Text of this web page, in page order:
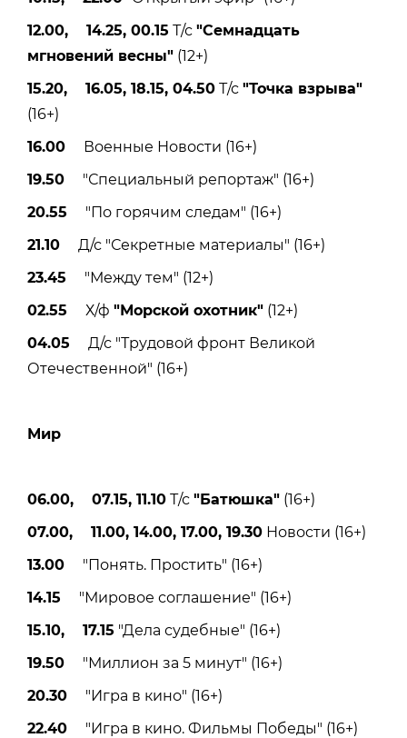
12.00, 14.25, 00.15 Т/с "Семнадцать
мгновений весны" (12+)
15.20, 16.05, 18.15, 04.50 Т/с "Точка взрыва"
(16+)
16.00 Военные Новости (16+)
19.50 "Специальный репортаж" (16+)
20.55 "По горячим следам" (16+)
21.10 Д/с "Секретные материалы" (16+)
23.45 "Между тем" (12+)
02.55 Х/ф "Морской охотник" (12+)
04.05 Д/с "Трудовой фронт Великой
Отечественной" (16+)
Мир
06.00, 07.15, 11.10 Т/с "Батюшка" (16+)
07.00, 11.00, 14.00, 17.00, 19.30 Новости (16+)
13.00 "Понять. Простить" (16+)
14.15 "Мировое соглашение" (16+)
15.10, 17.15 "Дела судебные" (16+)
19.50 "Миллион за 5 минут" (16+)
20.30 "Игра в кино" (16+)
22.40 "Игра в кино. Фильмы Победы" (16+)